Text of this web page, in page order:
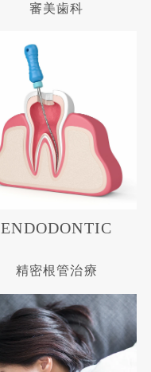
審美歯科
ENDODONTIC
精密根管治療